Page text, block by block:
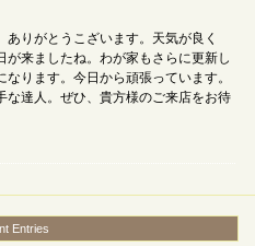
りがとうこざいます。天気が良く
来ましたね。わが家もさらに更新し
ります。今日から頑張っています。
な達人。ぜひ、貴方様のご来店をお待
Entries